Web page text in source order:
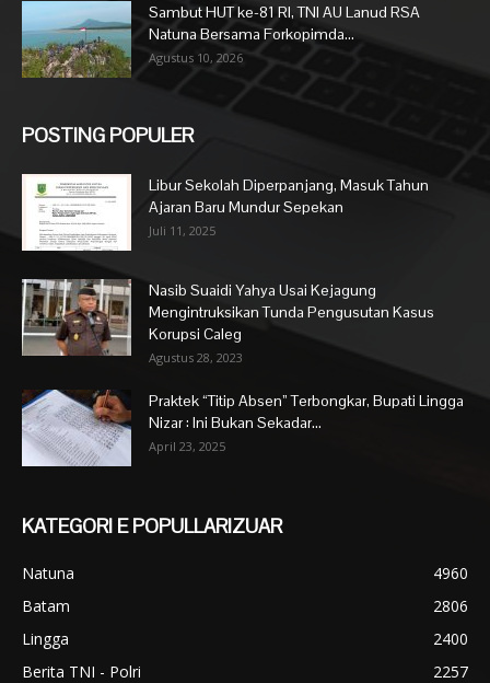
Sambut HUT ke-81 RI, TNI AU Lanud RSA
Natuna Bersama Forkopimda...
Agustus 10, 2026
POSTING POPULER
Libur Sekolah Diperpanjang, Masuk Tahun
Ajaran Baru Mundur Sepekan
Juli 11, 2025
Nasib Suaidi Yahya Usai Kejagung
Mengintruksikan Tunda Pengusutan Kasus
Korupsi Caleg
Agustus 28, 2023
Praktek “Titip Absen” Terbongkar, Bupati Lingga
Nizar : Ini Bukan Sekadar...
April 23, 2025
KATEGORI E POPULLARIZUAR
Natuna
4960
Batam
2806
Lingga
2400
Berita TNI - Polri
2257